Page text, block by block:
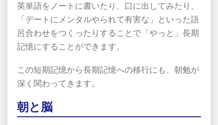
英単語をノートに書いたり、口に出してみたり、
「デートにメンタルやられて有害な」といった語
呂合わせをつくったりすることで「やっと」長期
記憶にすることができます。
この短期記憶から長期記憶への移行にも、朝勉が
深く関わってきます。
朝と脳